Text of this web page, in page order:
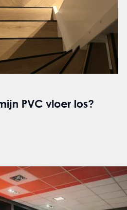
PVC vloer los?